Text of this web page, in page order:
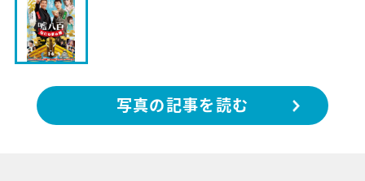
写真の記事を読む